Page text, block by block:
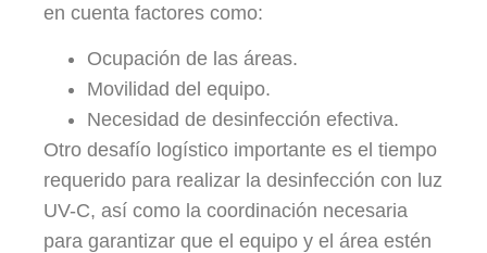
en cuenta factores como:
Ocupación de las áreas.
Movilidad del equipo.
Necesidad de desinfección efectiva.
Otro desafío logístico importante es el tiempo
requerido para realizar la desinfección con luz
UV-C, así como la coordinación necesaria
para garantizar que el equipo y el área estén